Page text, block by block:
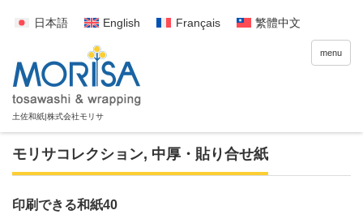
日本語 English Français 繁體中文
menu
モリサコレクション, 中厚・貼り合せ紙
印刷できる和紙40